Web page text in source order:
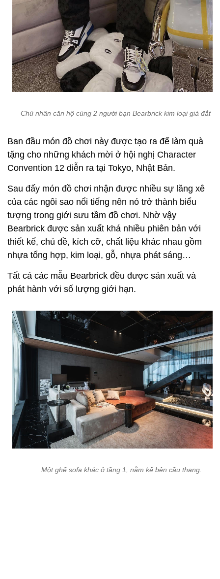
Chủ nhân căn hộ cùng 2 người bạn Bearbrick kim loại giá đắt
Ban đầu món đồ chơi này được tạo ra để làm quà
tặng cho những khách mời ở hội nghị Character
Convention 12 diễn ra tại Tokyo, Nhật Bản.
Sau đấy món đồ chơi nhận được nhiều sự lăng xê
của các ngôi sao nổi tiếng nên nó trở thành biểu
tượng trong giới sưu tầm đồ chơi. Nhờ vậy
Bearbrick được sản xuất khá nhiều phiên bản với
thiết kế, chủ đề, kích cỡ, chất liệu khác nhau gồm
nhựa tổng hợp, kim loại, gỗ, nhựa phát sáng…
Tất cả các mẫu Bearbrick đều được sản xuất và
phát hành với số lượng giới hạn.
Một ghế sofa khác ở tầng 1, nằm kế bên cầu thang.